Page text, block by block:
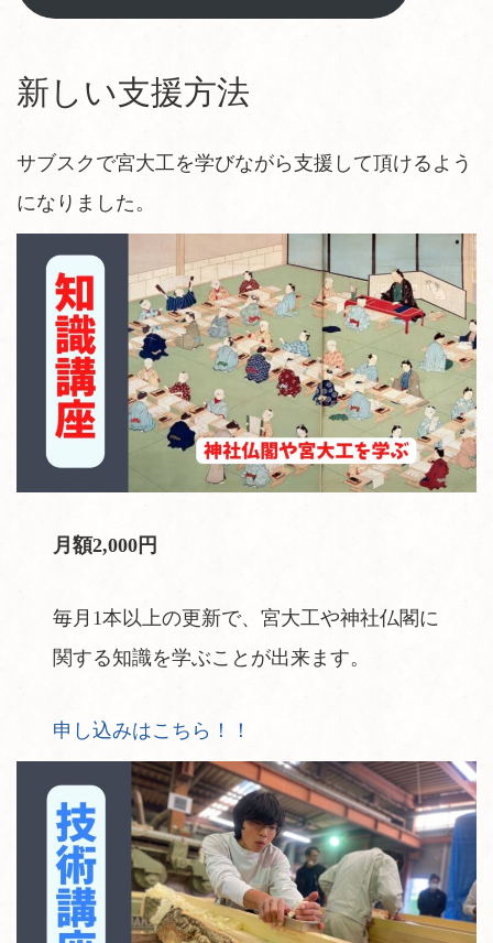
新しい支援方法
サブスクで宮大工を学びながら支援して頂けるよう
になりました。
月額2,000円
毎月1本以上の更新で、宮大工や神社仏閣に
関する知識を学ぶことが出来ます。
申し込みはこちら！！